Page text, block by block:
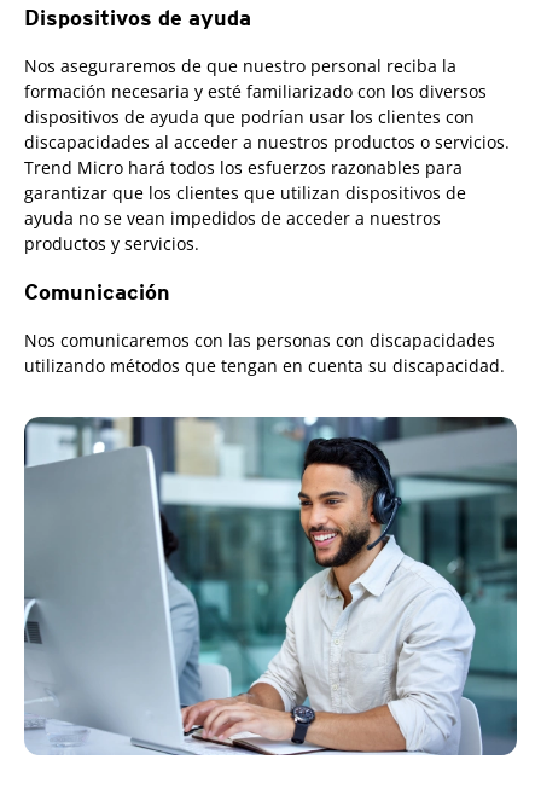
Dispositivos de ayuda
Nos aseguraremos de que nuestro personal reciba la
formación necesaria y esté familiarizado con los diversos
dispositivos de ayuda que podrían usar los clientes con
discapacidades al acceder a nuestros productos o servicios.
Trend Micro hará todos los esfuerzos razonables para
garantizar que los clientes que utilizan dispositivos de
ayuda no se vean impedidos de acceder a nuestros
productos y servicios.
Comunicación
Nos comunicaremos con las personas con discapacidades
utilizando métodos que tengan en cuenta su discapacidad.